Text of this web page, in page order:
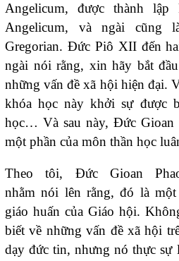
Angelicum, được thành
Angelicum, và ngài cũng
Gregorian. Đức Piô XII đến
ngài nói rằng, xin hãy bắt
những vấn đề xã hội hiện đại.
khóa học này khởi sự được
học… Và sau này, Đức
một phần của môn thần học
Theo tôi, Đức Gioan
nhằm nói lên rằng, đó là
giáo huấn của Giáo hội.
biết về những vấn đề xã hội
dạy đức tin, nhưng nó thực sự